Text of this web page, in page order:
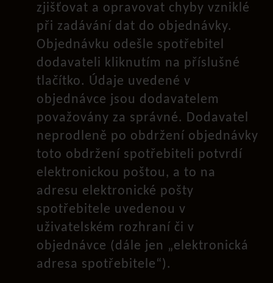
zjišťovat a opravovat chyby vzniklé
při zadávání dat do objednávky.
Objednávku odešle spotřebitel
dodavateli kliknutím na příslušné
tlačítko. Údaje uvedené v
objednávce jsou dodavatelem
považovány za správné. Dodavatel
neprodleně po obdržení objednávky
toto obdržení spotřebiteli potvrdí
elektronickou poštou, a to na
adresu elektronické pošty
spotřebitele uvedenou v
uživatelském rozhraní či v
objednávce (dále jen „elektronická
adresa spotřebitele“).